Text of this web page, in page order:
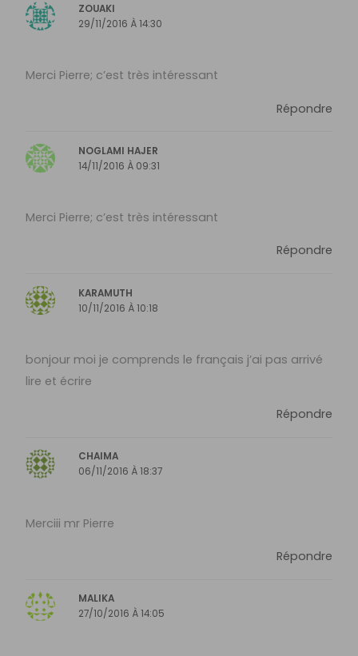
ZOUAKI
29/11/2016 À 14:30
Merci Pierre; c’est très intéressant
Répondre
NOGLAMI HAJER
14/11/2016 À 09:31
Merci Pierre; c’est très intéressant
Répondre
KARAMUTH
10/11/2016 À 10:18
bonjour moi je comprends le français j’ai pas arrivé
lire et écrire
Répondre
CHAIMA
06/11/2016 À 18:37
Merciii mr Pierre
Répondre
MALIKA
27/10/2016 À 14:05